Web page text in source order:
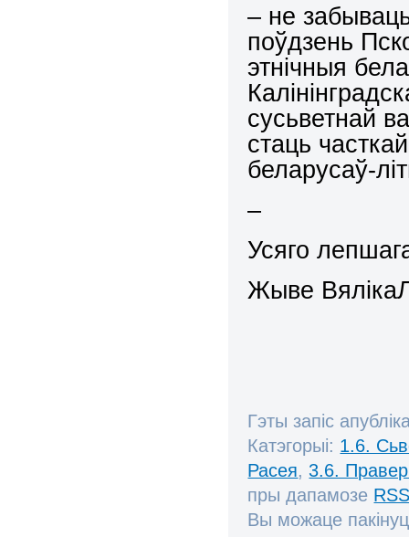
– не
поўдзень
этнічныя
сусьветнай
стаць
беларусаў-
–
Усяго
Жыве
Гэты запіс
Катэгорыі: 1.6.
Расея, 3.6.
пры дапамозе
Вы можаце